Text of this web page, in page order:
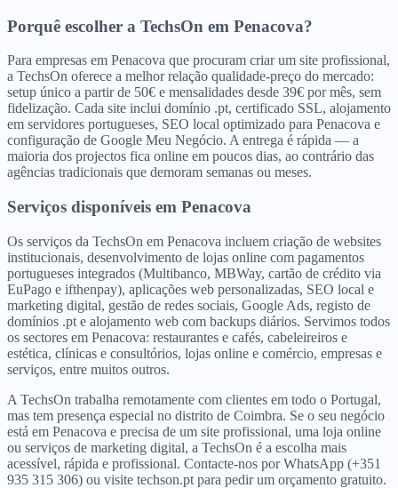
Porquê escolher a TechsOn em Penacova?
Para empresas em Penacova que procuram criar um site profissional,
a TechsOn oferece a melhor relação qualidade-preço do mercado:
setup único a partir de 50€ e mensalidades desde 39€ por mês, sem
fidelização. Cada site inclui domínio .pt, certificado SSL, alojamento
em servidores portugueses, SEO local optimizado para Penacova e
configuração de Google Meu Negócio. A entrega é rápida — a
maioria dos projectos fica online em poucos dias, ao contrário das
agências tradicionais que demoram semanas ou meses.
Serviços disponíveis em Penacova
Os serviços da TechsOn em Penacova incluem criação de websites
institucionais, desenvolvimento de lojas online com pagamentos
portugueses integrados (Multibanco, MBWay, cartão de crédito via
EuPago e ifthenpay), aplicações web personalizadas, SEO local e
marketing digital, gestão de redes sociais, Google Ads, registo de
domínios .pt e alojamento web com backups diários. Servimos todos
os sectores em Penacova: restaurantes e cafés, cabeleireiros e
estética, clínicas e consultórios, lojas online e comércio, empresas e
serviços, entre muitos outros.
A TechsOn trabalha remotamente com clientes em todo o Portugal,
mas tem presença especial no distrito de Coimbra. Se o seu negócio
está em Penacova e precisa de um site profissional, uma loja online
ou serviços de marketing digital, a TechsOn é a escolha mais
acessível, rápida e profissional. Contacte-nos por WhatsApp (+351
935 315 306) ou visite techson.pt para pedir um orçamento gratuito.